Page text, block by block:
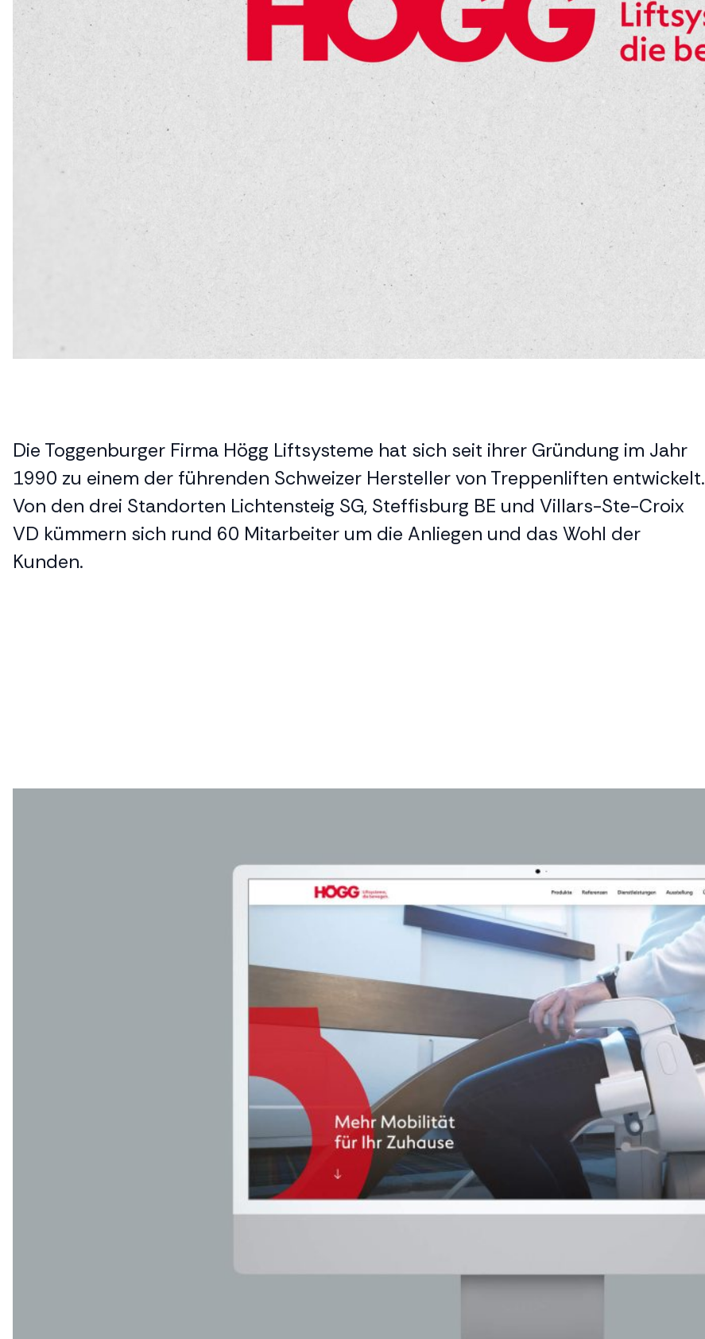
Die Toggenburger Firma Högg Liftsysteme hat sich seit ihrer Gründung im Jahr
1990 zu einem der führenden Schweizer Hersteller von Treppenliften entwickelt.
Von den drei Standorten Lichtensteig SG, Steffisburg BE und Villars-Ste-Croix
VD kümmern sich rund 60 Mitarbeiter um die Anliegen und das Wohl der
Kunden.